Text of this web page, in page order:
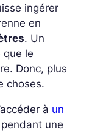
ingérer
en
. Un
que le
Donc, plus
choses.
à un
pendant une